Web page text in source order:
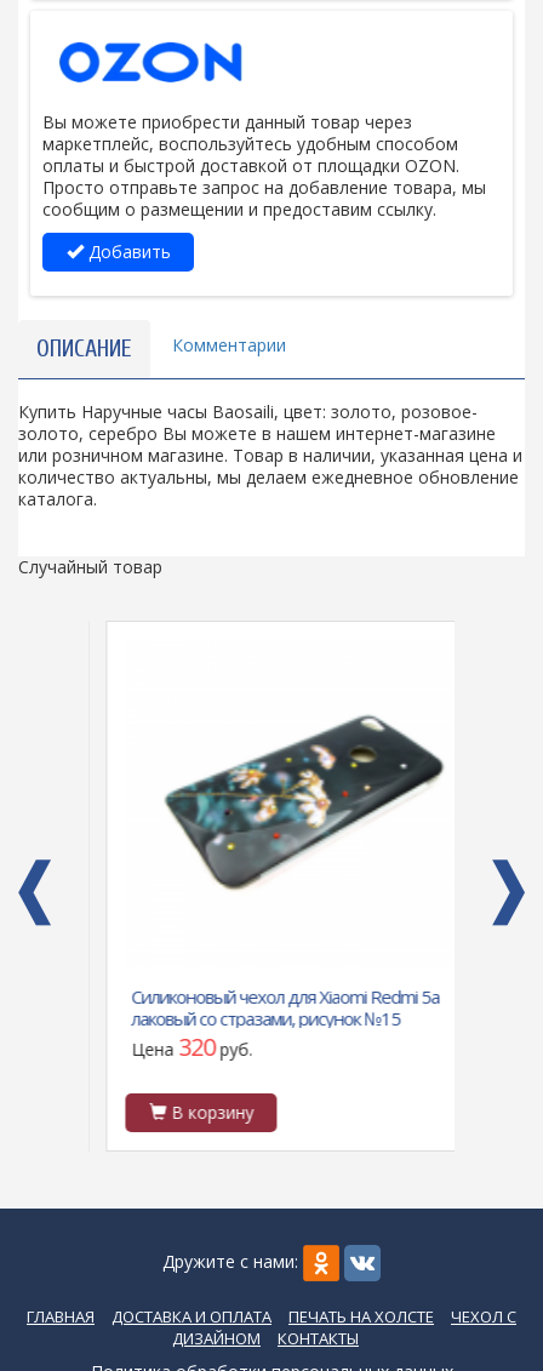
Вы можете приобрести данный товар через
маркетплейс, воспользуйтесь удобным способом
оплаты и быстрой доставкой от площадки OZON.
Просто отправьте запрос на добавление товара, мы
сообщим о размещении и предоставим ссылку.
Добавить
ОПИСАНИЕ Комментарии
Купить Наручные часы Baosaili, цвет: золото, розовое-
золото, серебро Вы можете в нашем интернет-магазине
или розничном магазине. Товар в наличии, указанная цена и
количество актуальны, мы делаем ежедневное обновление
каталога.
Случайный товар
Силиконовый чехол для Xiaomi Redmi 5a
лаковый со стразами, рисунок №15
Цена320руб.
В корзину
Дружите с нами:
ГЛАВНАЯ ДОСТАВКА И ОПЛАТА ПЕЧАТЬ НА ХОЛСТЕ
ЧЕХОЛ С
ДИЗАЙНОМ
КОНТАКТЫ